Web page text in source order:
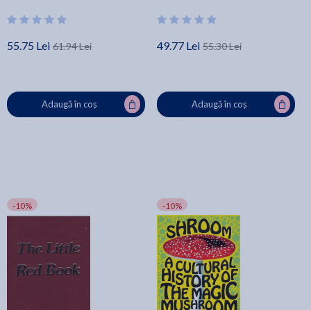
55.75 Lei 61.94 Lei
Adaugă în coș
49.77 Lei 55.30 Lei
Adaugă în coș
-10% -10%